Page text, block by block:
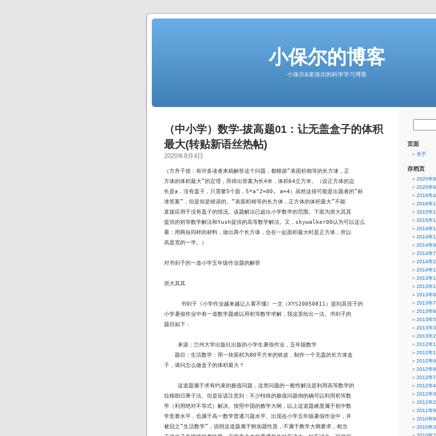
小保尔的博客
小保尔&老保尔的科学学习博客
（中小学）数学-拔高题01：让无盖盒子的体积
最大(转贴新语丝热帖)
2020年8月4日
（方舟子按：有许多读者来稿解答这个问题，都根据“表面积相等的长方体，正
方体的体积最大”的定理，而得出答案为长4米，体积64立方米。（设正方体的边
长是a，没有盖子，只需要5个面，5*a^2=80, a=4）虽然这很可能是出题者的“标
准答案”，但是却是错误的。“表面积相等的长方体，正方体的体积最大”不能
直接应用于没有盖子的情况。该题解法已超出小学数学的范围。下面为浙大其其
提供的初等数学解法和Yush提供的高等数学解法。又，skywalker00认为可以这么
看：用两份同样的材料，做出两个长方体，合在一起面积最大时是正方体，所以
高是宽的一半。）
对书剑子的一道小学五年级作业题的解答
浙大其其
     书剑子《小学作业越来越让人看不懂》一文（XYS20050811）提到其侄子的
小学暑假作业中有一道数学题难以用初等数学求解，我这里给出一法。书剑子的
题目如下：
    来源：兰州大学出版社出版的小学生暑假作业，五年级数学
题目：生活数学：用一块面积为80平方米的铁皮，制作一个无盖的长方体盒
子，请问怎么做盒子的体积最大？
    这道题属于求有约束的极值问题，这类问题的一般性解法是利用高等数学的
拉格朗日乘子法。但是应该注意到：不少特殊的极值问题倒的确可以利用初等数
学（利用绝对不等式）解决。按照中国的教学大纲，以上这道题难度属于初中数
学竞赛水平，也属于高一数学普通习题水平。出现在小学五年级暑假作业中，并
被冠之“生活数学”，说明这道题属于附加题性质，不属于教学大纲要求，相当
页面
关于
存档页
2020年8
2020年6
2018年4
2018年1
2015年
2015年
2014年
2014年
2014年9
2014年7
2014年2
2014年1
2013年
2013年
2013年8
2013年7
2013年6
2013年5
2013年3
2013年2
2012年
2012年
2012年9
2012年8
2012年7
2012年4
2012年3
2012年2
2011年9
2010年6
2010年3